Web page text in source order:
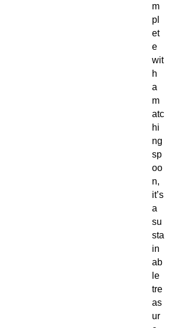
m
pl
et
e
wit
h
a
m
atc
hi
ng
sp
oo
n,
it’s
a
su
sta
in
ab
le
tre
as
ur